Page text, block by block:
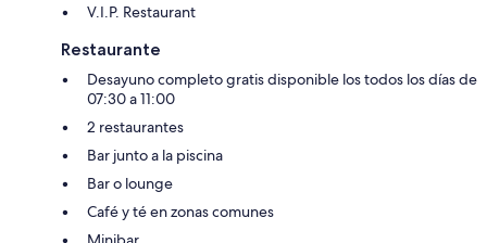
V.I.P. Restaurant
Restaurante
Desayuno completo gratis disponible los todos los días de
07:30 a 11:00
2 restaurantes
Bar junto a la piscina
Bar o lounge
Café y té en zonas comunes